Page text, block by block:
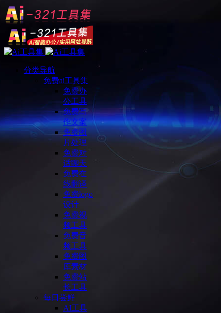
分类导航
免费ai工具集
免费办
公工具
免费写
作文案
免费图
片处理
免费对
话聊天
免费在
线翻译
免费logo
设计
免费视
频工具
免费音
频工具
免费图
库素材
免费站
长工具
每日尝鲜
AI工具